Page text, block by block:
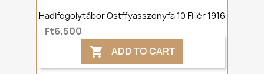
Hadifogolytábor Ostffyasszonyfa 10 Fillér 1916
Ft6,500
 ADD TO CART